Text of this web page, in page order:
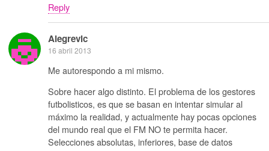
Reply
Alegrevic
16 abril 2013
Me autorespondo a mi mismo.
Sobre hacer algo distinto. El problema de los gestores
futbolisticos, es que se basan en intentar simular al
máximo la realidad, y actualmente hay pocas opciones
del mundo real que el FM NO te permita hacer.
Selecciones absolutas, inferiores, base de datos